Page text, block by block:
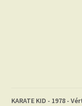
KARATE KID - 1978 -